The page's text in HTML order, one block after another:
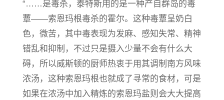
“……是毒杀，泰特斯用的是一种产自群岛的毒
蕈——索恩玛根毒杀的霍尔。这种毒蕈呈奶白
色，微苦，其中毒表现为发麻、感知失常、精神
错乱和抑制，不过只是摄入少量不会有什么大
碍，所以威斯顿的厨师热衷于用其调制南方风味
浓汤，这种索恩玛根也就成了寻常的食材，可是
如果在浓汤中加入精炼的索恩玛盐则会大大提高